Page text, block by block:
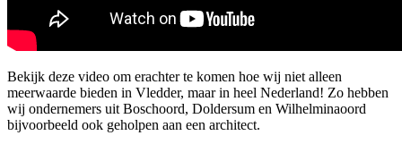
Bekijk deze video om erachter te komen hoe wij niet alleen
meerwaarde bieden in Vledder, maar in heel Nederland! Zo hebben
wij ondernemers uit Boschoord, Doldersum en Wilhelminaoord
bijvoorbeeld ook geholpen aan een architect.